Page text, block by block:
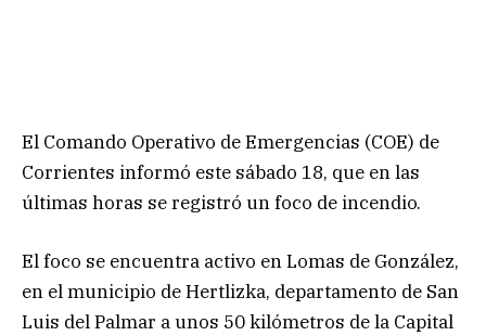
El Comando Operativo de Emergencias (COE) de
Corrientes informó este sábado 18, que en las
últimas horas se registró un foco de incendio.
El foco se encuentra activo en Lomas de González,
en el municipio de Hertlizka, departamento de San
Luis del Palmar a unos 50 kilómetros de la Capital